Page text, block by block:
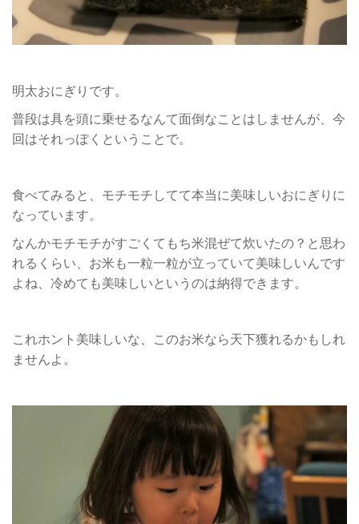
明太おにぎりです。
普段は具を頭に乗せるなんて面倒なことはしませんが、今
回はそれっぽくということで。
食べてみると、モチモチしてて本当に美味しいおにぎりに
なっています。
なんかモチモチがすごくてもち米混ぜて炊いたの？と思わ
れるくらい、お米も一粒一粒が立っていて美味しいんです
よね、冷めても美味しいというのは納得できます。
これホント美味しいな、このお米なら天下獲れるかもしれ
ませんよ。